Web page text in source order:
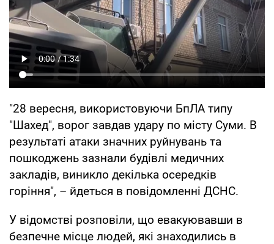
"28 вересня, використовуючи БпЛА типу
"Шахед", ворог завдав удару по місту Суми. В
результаті атаки значних руйнувань та
пошкоджень зазнали будівлі медичних
закладів, виникло декілька осередків
горіння", – йдеться в повідомленні ДСНС.
У відомстві розповіли, що евакуювавши в
безпечне місце людей, які знаходились в